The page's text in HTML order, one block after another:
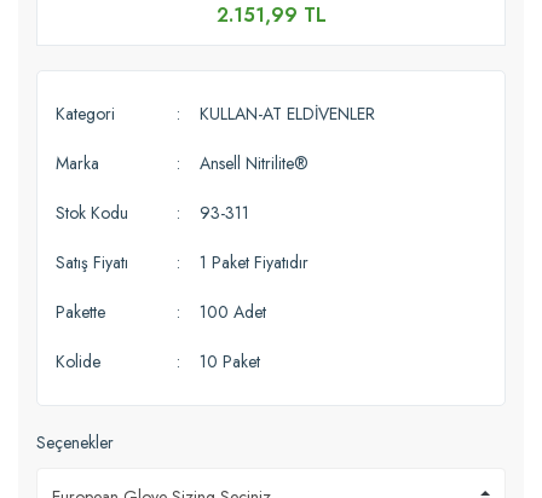
2.151,99 TL
Kategori KULLAN-AT ELDİVENLER
Marka Ansell Nitrilite®
Stok Kodu 93-311
Satış Fiyatı 1 Paket Fiyatıdır
Pakette 100 Adet
Kolide 10 Paket
Seçenekler